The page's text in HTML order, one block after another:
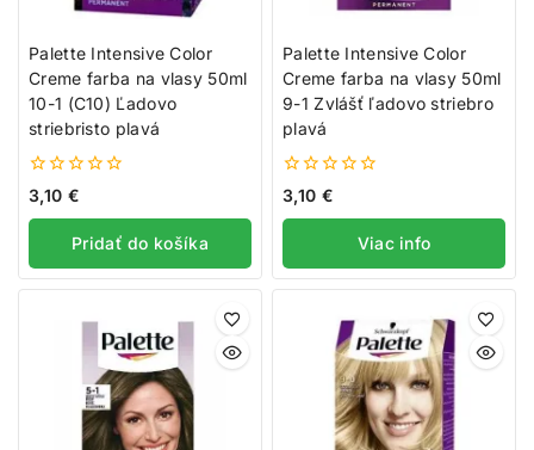
Palette Intensive Color
Creme farba na vlasy 50ml
10-1 (C10) Ľadovo
striebristo plavá
0
z
5
3,10 €
Pridať do košíka
Palette Intensive Color
Creme farba na vlasy 50ml
9-1 Zvlášť ľadovo striebro
plavá
0
z
5
3,10 €
Viac info